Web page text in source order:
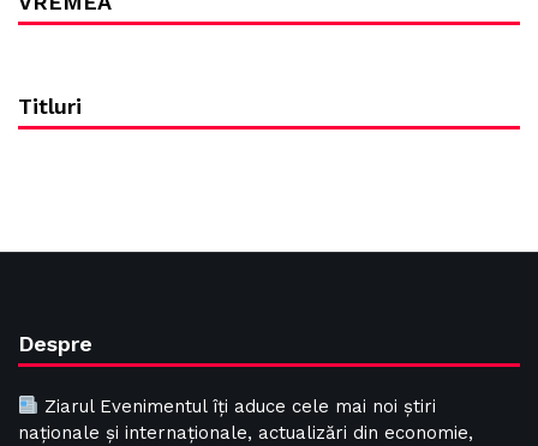
Titluri
Despre
Ziarul Evenimentul îți aduce cele mai noi știri
naționale și internaționale, actualizări din economie,